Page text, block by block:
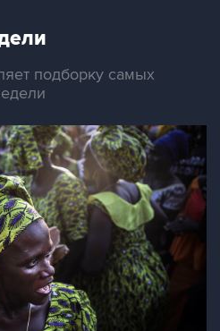
подборку самых